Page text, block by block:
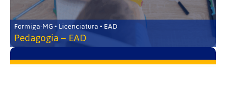
Formiga-MG • Licenciatura • EAD
Pedagogia – EAD